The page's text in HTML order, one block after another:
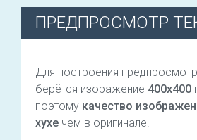
ПРЕДПРОСМОТР
Для построения
берётся изоражение 400х400
поэтому качество
хухе чем в оригинале.